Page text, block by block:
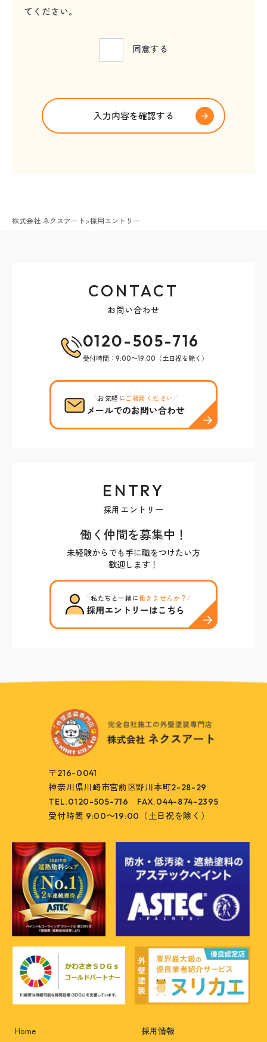
てください。
同意する
株式会社 ネクスアート>採用エントリー
CONTACT
お問い合わせ
0120-505-716
受付時間：9:00～19:00（土日祝を除く）
お気軽にご相談ください
メールでのお問い合わせ
ENTRY
採用エントリー
働く仲間を募集中！
未経験からでも手に職をつけたい方
歓迎します！
私たちと一緒に働きませんか？
採用エントリーはこちら
〒216-0041
神奈川県川崎市宮前区野川本町2-28-29
TEL.0120-505-716 FAX.044-874-2395
受付時間 9:00～19:00（土日祝を除く）
Home
採用情報